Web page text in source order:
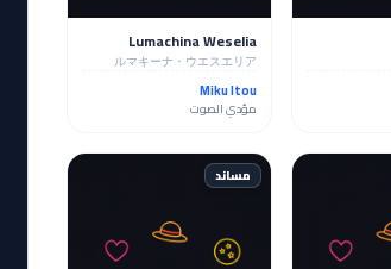
Lumachina Weselia
ルマキーナ・ウエスエリア
Miku Itou
مؤدي الصوت
مساند